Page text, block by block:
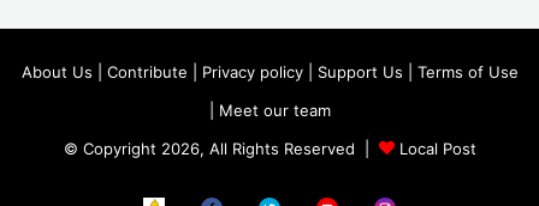
About Us Contribute Privacy policy| Support Us
Terms of Use
Meet our team
© Copyright 2026, All Rights Reserved |
Local Post